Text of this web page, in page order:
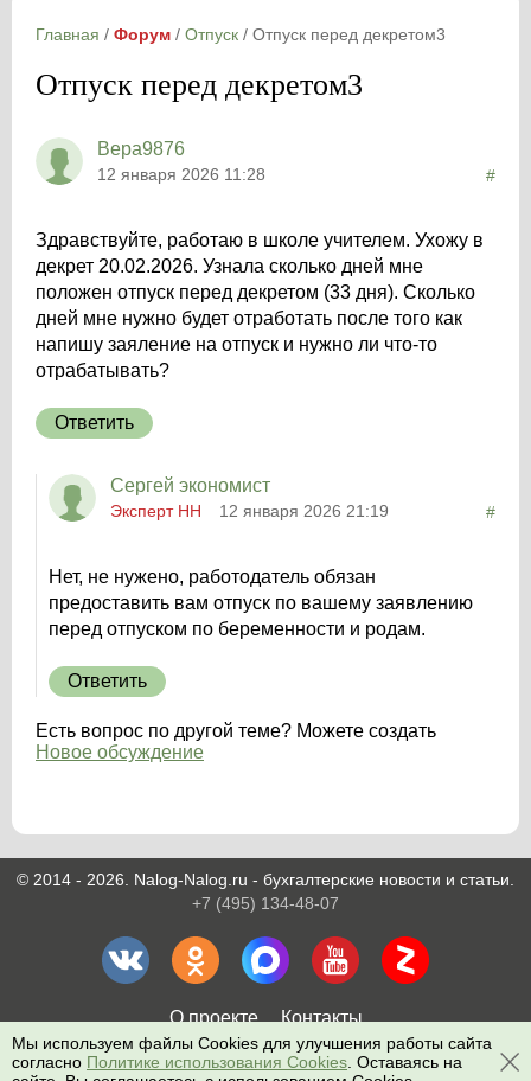
Главная / Форум / Отпуск / Отпуск перед декретом3
Отпуск перед декретом3
Вера9876
12 января 2026 11:28 #
Здравствуйте, работаю в школе учителем. Ухожу в
декрет 20.02.2026. Узнала сколько дней мне
положен отпуск перед декретом (33 дня). Сколько
дней мне нужно будет отработать после того как
напишу заяление на отпуск и нужно ли что-то
отрабатывать?
Ответить
Сергей экономист
Эксперт НН 12 января 2026 21:19 #
Нет, не нужено, работодатель обязан
предоставить вам отпуск по вашему заявлению
перед отпуском по беременности и родам.
Ответить
Есть вопрос по другой теме? Можете создать
Новое обсуждение
© 2014 - 2026. Nalog-Nalog.ru - бухгалтерские новости и статьи.
+7 (495) 134-48-07
О проекте Контакты
Поиск
Мы используем файлы Cookies для улучшения работы сайта
согласно Политике использования Cookies . Оставаясь на